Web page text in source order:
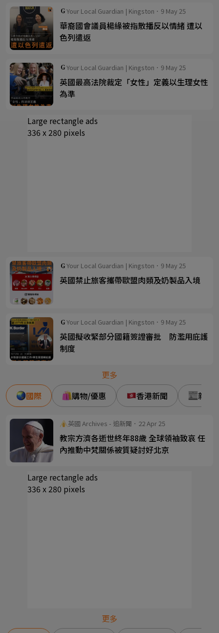
Your Local Guardian | Kingston．9 May 25
華裔國會議員楊緣被指散播反以情緒 遭以
色列遣返
Your Local Guardian | Kingston．9 May 25
英國最高法院裁定「女性」定義以生理女性
為準
Large rectangle ads
336 x 280 pixels
Your Local Guardian | Kingston．9 May 25
英國禁止旅客攜帶歐盟肉類及奶製品入境
Your Local Guardian | Kingston．9 May 25
英國擬收緊部分國籍簽證審批 防濫用庇護
制度
更多
國際
購物/優惠 香港新聞 新事/
英國 Archives - 追新聞．22 Apr 25
教宗方濟各逝世終年88歲 全球領袖致哀 任
內推動中梵關係被質疑討好北京
Large rectangle ads
336 x 280 pixels
更多